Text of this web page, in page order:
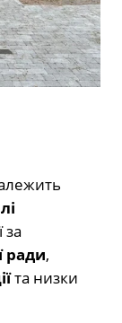
за
ради,
та низки